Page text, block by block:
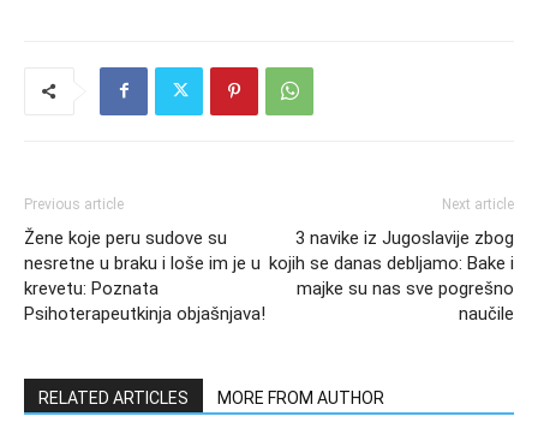
Previous article
Žene koje peru sudove su
nesretne u braku i loše im je u
krevetu: Poznata
Psihoterapeutkinja objašnjava!
Next article
3 navike iz Jugoslavije zbog
kojih se danas debljamo: Bake i
majke su nas sve pogrešno
naučile
RELATED ARTICLES MORE FROM AUTHOR